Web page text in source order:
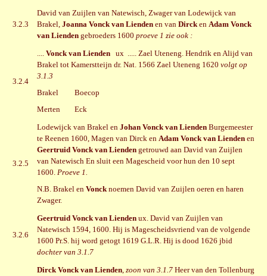
3.2.3
David van Zuijlen van Natewisch, Zwager van Lodewijck van
Brakel, Joanna Vonck van Lienden en van Dircken Adam Vonck
van Lienden gebroeders 1600 proeve 1 zie ook :
3.2.4
.... Vonck van Lienden ux ..... Zael Uteneng. Hendrik en Alijd van
Brakel tot Kamerstteijn dr. Nat. 1566 Zael Uteneng 1620 volgt op
3.1.3
Brakel Boecop
Merten Eck
3.2.5
Lodewijck van Brakel en Johan Vonck van Lienden Burgemeester
te Reenen 1600, Magen van Dirck en Adam Vonck van Lienden en
Geertruid Vonck van Lienden getrouwd aan David van Zuijlen
van Natewisch En sluit een Magescheid voor hun den 10 sept
1600. Proeve 1.
N.B. Brakel en Voncknoemen David van Zuijlen oeren en haren
Zwager.
3.2.6
Geertruid Vonck van Lienden ux. David van Zuijlen van
Natewisch 1594, 1600. Hij is Magescheidsvriend van de volgende
1600 Pr.S. hij word getogt 1619 G.L.R. Hij is dood 1626 jbid
dochter van 3.1.7
Dirck Vonck van Lienden, zoon van 3.1.7 Heer van den Tollenburg